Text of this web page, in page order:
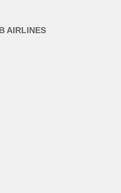
AIRLINES